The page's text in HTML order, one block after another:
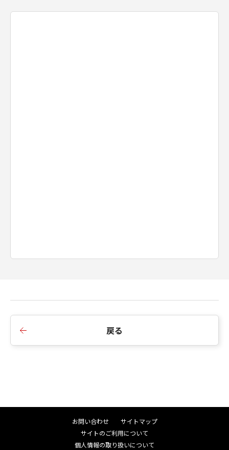
戻る
お問い合わせ
サイトマップ
サイトのご利用について
個人情報の取り扱いについて